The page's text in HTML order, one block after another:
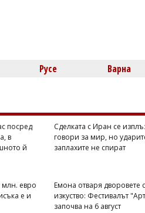
Русе Варна
посред
в
й
Сделката с Иран се
говори за мир, но
заплахите не спират
млн. евро
е и
Емона отваря дворовете
изкуство: Фестивалът
започва на 6 август